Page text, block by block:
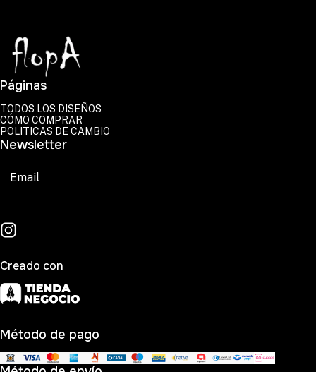
Páginas
TODOS LOS DISEÑOS
CÓMO COMPRAR
POLITICAS DE CAMBIO
Newsletter
Creado con
Método de pago